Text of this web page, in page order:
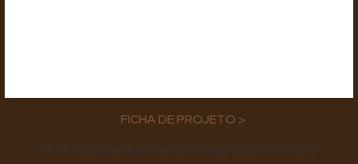
FICHA DE PROJETO >
Todos os direitos reservados à Porbatata 2017